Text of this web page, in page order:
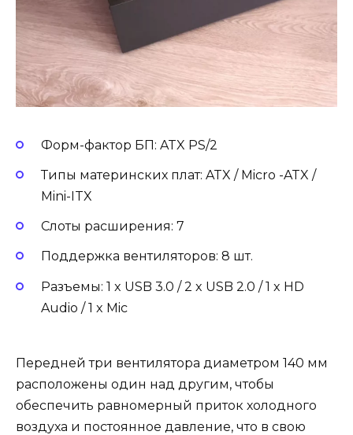
Форм-фактор БП: ATX PS/2
Типы материнских плат: ATX / Micro -ATX /
Mini-ITX
Слоты расширения: 7
Поддержка вентиляторов: 8 шт.
Разъемы: 1 x USB 3.0 / 2 x USB 2.0 / 1 x HD
Audio / 1 x Mic
Передней три вентилятора диаметром 140 мм
расположены один над другим, чтобы
обеспечить равномерный приток холодного
воздуха и постоянное давление, что в свою